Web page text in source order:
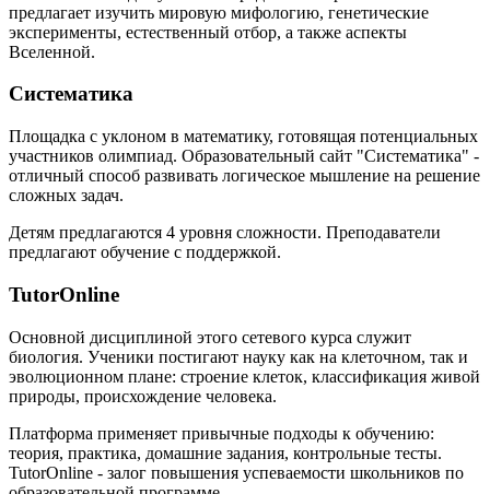
предлагает изучить мировую мифологию, генетические
эксперименты, естественный отбор, а также аспекты
Вселенной.
Систематика
Площадка с уклоном в математику, готовящая потенциальных
участников олимпиад. Образовательный сайт "Систематика" -
отличный способ развивать логическое мышление на решение
сложных задач.
Детям предлагаются 4 уровня сложности. Преподаватели
предлагают обучение с поддержкой.
TutorOnline
Основной дисциплиной этого сетевого курса служит
биология. Ученики постигают науку как на клеточном, так и
эволюционном плане: строение клеток, классификация живой
природы, происхождение человека.
Платформа применяет привычные подходы к обучению:
теория, практика, домашние задания, контрольные тесты.
TutorOnline - залог повышения успеваемости школьников по